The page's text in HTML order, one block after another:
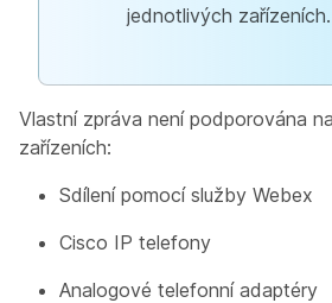
jednotlivých zařízeních.
Vlastní zpráva není podporována
zařízeních:
Sdílení pomocí služby Webex
Cisco IP telefony
Analogové telefonní adaptéry